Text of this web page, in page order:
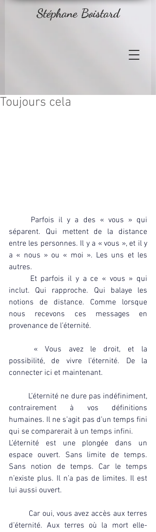
Stéphane Boistard
Toujours cela
Parfois il y a des « vous » qui
séparent. Qui mettent de la distance
entre les personnes. Il y a « vous », et il y
a « nous » ou « moi ». Les uns et les
autres.
inclut. Qui rapproche. Qui balaye les
notions de distance. Comme lorsque
nous recevons ces messages en
provenance de l’éternité.
possibilité, de vivre l’éternité. De la
connecter ici et maintenant.
contrairement à vos définitions
humaines. Il ne s’agit pas d’un temps fini
qui se comparerait à un temps infini.
L’éternité est une plongée dans un
espace ouvert. Sans limite de temps.
Sans notion de temps. Car le temps
n’existe plus. Il n’a pas de limites. Il est
lui aussi ouvert.
d’éternité. Aux terres où la mort elle-